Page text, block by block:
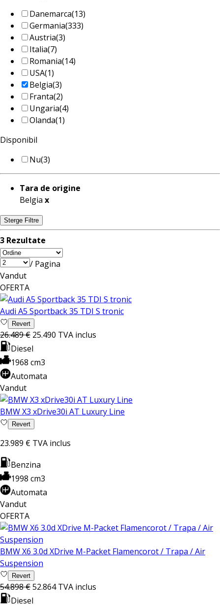
Danemarca(13)
Germania(333)
Austria(3)
Italia(7)
Romania(14)
USA(1)
Belgia(3)
Franta(2)
Ungaria(4)
Olanda(1)
Disponibil
Nu(3)
Tara de origine
Belgia x
Sterge Filtre
3 Rezultate
/ Pagina
Vandut
OFERTA
Audi A5 Sportback 35 TDI S tronic
Revert
26.489 € 25.490 TVA inclus
Diesel
1968 cm3
Automata
Vandut
BMW X3 xDrive30i AT Luxury Line
Revert
23.989 € TVA inclus
Benzina
1998 cm3
Automata
Vandut
OFERTA
BMW X6 3.0d XDrive M-Packet Flamencorot / Trapa / Air
Suspension
Revert
54.898 €52.864TVA inclus
Diesel